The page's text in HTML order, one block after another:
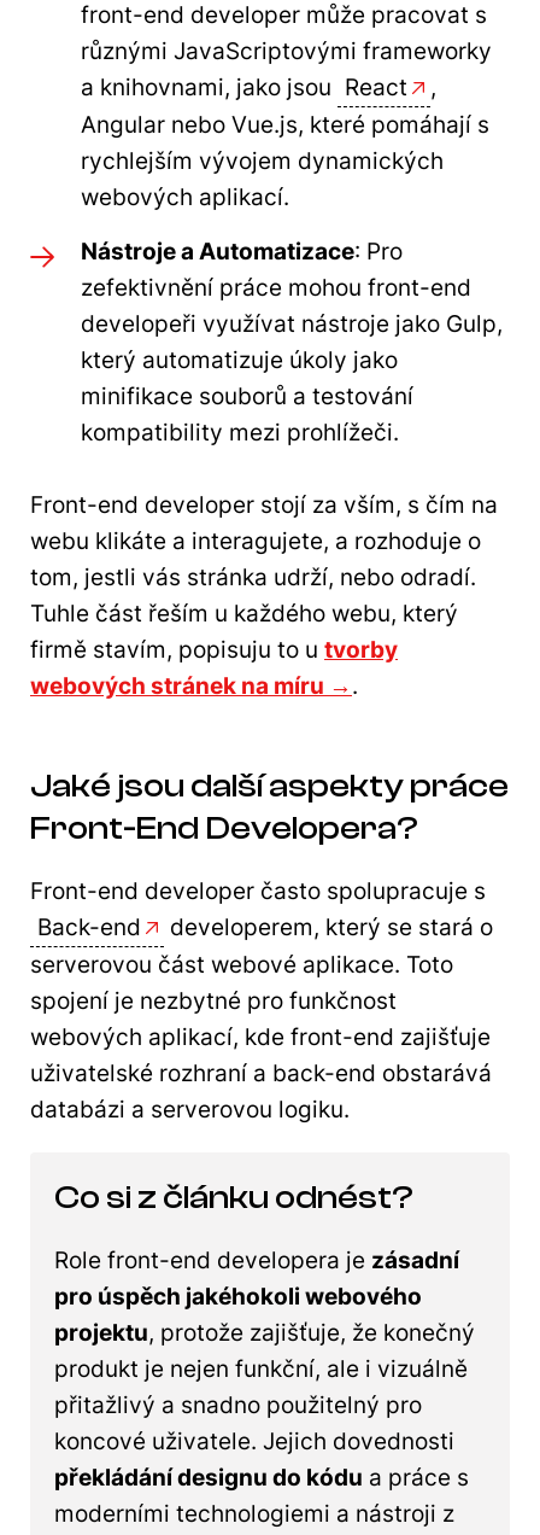
front-end developer může pracovat s
různými JavaScriptovými frameworky
a knihovnami, jako jsou React
,
Angular nebo Vue.js, které pomáhají s
rychlejším vývojem dynamických
webových aplikací.
Nástroje a Automatizace: Pro
zefektivnění práce mohou front-end
developeři využívat nástroje jako Gulp,
který automatizuje úkoly jako
minifikace souborů a testování
kompatibility mezi prohlížeči.
Front-end developer stojí za vším, s čím na
webu klikáte a interagujete, a rozhoduje o
tom, jestli vás stránka udrží, nebo odradí.
Tuhle část řeším u každého webu, který
firmě stavím, popisuju to u tvorby
webových stránek na míru → .
Jaké jsou další aspekty práce
Front-End Developera?
Front-end developer často spolupracuje s
Back-end
developerem, který se stará o
serverovou část webové aplikace. Toto
spojení je nezbytné pro funkčnost
webových aplikací, kde front-end zajišťuje
uživatelské rozhraní a back-end obstarává
databázi a serverovou logiku.
Co si z článku odnést?
Role front-end developera je zásadní
pro úspěch jakéhokoli webového
projektu, protože zajišťuje, že konečný
produkt je nejen funkční, ale i vizuálně
přitažlivý a snadno použitelný pro
koncové uživatele. Jejich dovednosti
překládání designu do kódu a práce s
moderními technologiemi a nástroji z